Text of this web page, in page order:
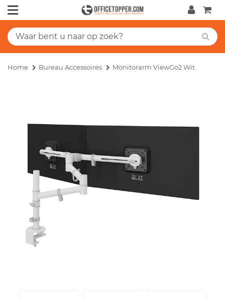
Home Bureau Accessoires Monitorarm ViewGo2 Wit